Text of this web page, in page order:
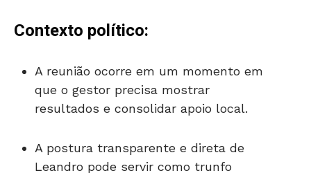
Contexto político:
A reunião ocorre em um momento em
que o gestor precisa mostrar
resultados e consolidar apoio local.
A postura transparente e direta de
Leandro pode servir como trunfo